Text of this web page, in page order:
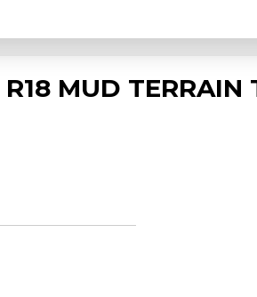
MUD TERRAIN